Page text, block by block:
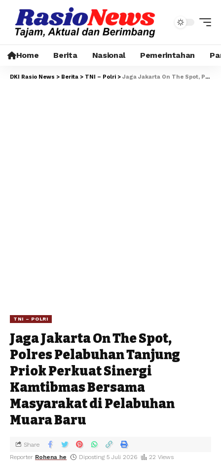
Home Berita Nasional Pemerintahan
DKI Rasio News > Berita > TNI – Polri > Jaga Jakarta On The Spot, Polres Pelabuhan Tanjung Priok Perkuat Sinergi Kamtibmas Bersama Masyarakat di Pelabuhan Muara Baru
TNI – POLRI
Jaga Jakarta On The Spot,
Polres Pelabuhan Tanjung
Priok Perkuat Sinergi
Kamtibmas Bersama
Masyarakat di Pelabuhan
Muara Baru
Reporter Rohena he Diposting 5 Juli 2026 22 Views
Share